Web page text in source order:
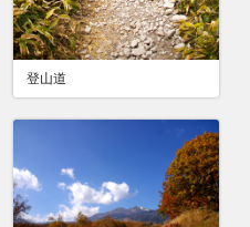
登山道